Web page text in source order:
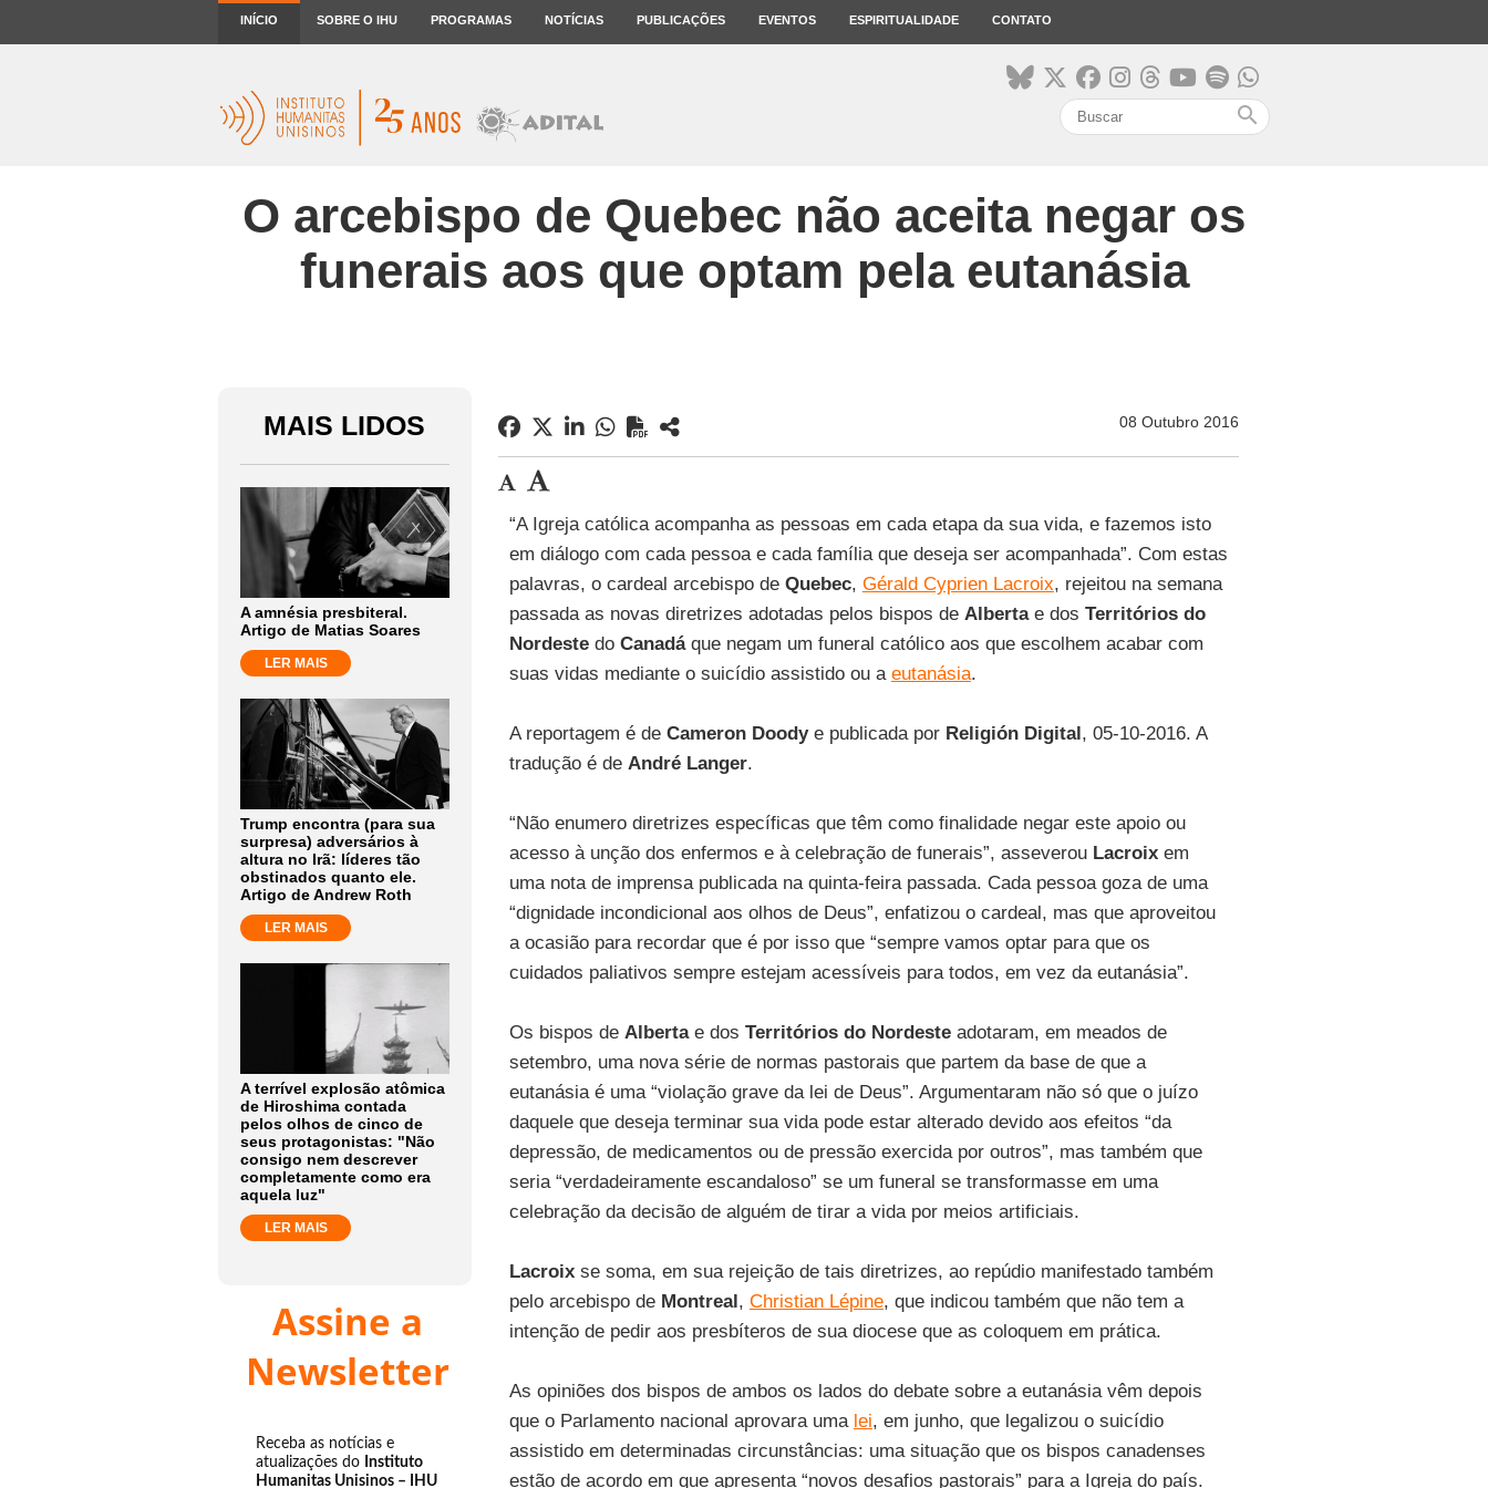
INÍCIO SOBRE O IHU PROGRAMAS NOTÍCIAS PUBLICAÇÕES EVENTOS ESPIRITUALIDADE CONTATO
search
O arcebispo de Quebec não aceita negar os
funerais aos que optam pela eutanásia
MAIS LIDOS
A amnésia presbiteral.
Artigo de Matias Soares
LER MAIS
Trump encontra (para sua
surpresa) adversários à
altura no Irã: líderes tão
obstinados quanto ele.
Artigo de Andrew Roth
LER MAIS
A terrível explosão atômica
de Hiroshima contada
pelos olhos de cinco de
seus protagonistas: "Não
consigo nem descrever
completamente como era
aquela luz"
LER MAIS
Assine a
Newsletter
Receba as notícias e
atualizações do Instituto
Humanitas Unisinos – IHU
08 Outubro 2016
“A Igreja católica acompanha as pessoas em cada etapa da sua vida, e fazemos isto
em diálogo com cada pessoa e cada família que deseja ser acompanhada”. Com estas
palavras, o cardeal arcebispo de Quebec, Gérald Cyprien Lacroix, rejeitou na semana
passada as novas diretrizes adotadas pelos bispos de Albertae dos Territórios do
Nordestedo Canadáque negam um funeral católico aos que escolhem acabar com
suas vidas mediante o suicídio assistido ou a eutanásia.
A reportagem é de Cameron Doodye publicada por Religión Digital, 05-10-2016. A
tradução é de André Langer.
“Não enumero diretrizes específicas que têm como finalidade negar este apoio ou
acesso à unção dos enfermos e à celebração de funerais”, asseverou Lacroixem
uma nota de imprensa publicada na quinta-feira passada. Cada pessoa goza de uma
“dignidade incondicional aos olhos de Deus”, enfatizou o cardeal, mas que aproveitou
a ocasião para recordar que é por isso que “sempre vamos optar para que os
cuidados paliativos sempre estejam acessíveis para todos, em vez da eutanásia”.
Os bispos de Albertae dos Territórios do Nordesteadotaram, em meados de
setembro, uma nova série de normas pastorais que partem da base de que a
eutanásia é uma “violação grave da lei de Deus”. Argumentaram não só que o juízo
daquele que deseja terminar sua vida pode estar alterado devido aos efeitos “da
depressão, de medicamentos ou de pressão exercida por outros”, mas também que
seria “verdadeiramente escandaloso” se um funeral se transformasse em uma
celebração da decisão de alguém de tirar a vida por meios artificiais.
Lacroixse soma, em sua rejeição de tais diretrizes, ao repúdio manifestado também
pelo arcebispo de Montreal, Christian Lépine, que indicou também que não tem a
intenção de pedir aos presbíteros de sua diocese que as coloquem em prática.
As opiniões dos bispos de ambos os lados do debate sobre a eutanásia vêm depois
que o Parlamento nacional aprovara uma lei, em junho, que legalizou o suicídio
assistido em determinadas circunstâncias: uma situação que os bispos canadenses
estão de acordo em que apresenta “novos desafios pastorais” para a Igreja do país.